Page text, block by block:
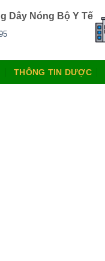
Dây Nóng Bộ Y Tế
THÔNG TIN DƯỢC